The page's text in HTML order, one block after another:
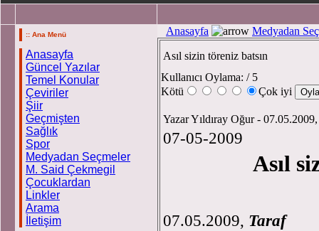
:: Ana Menü
Anasayfa
Güncel Yazılar
Temel Konular
Çeviriler
Şiir
Geçmişten
Sağlık
Spor
Medyadan Seçmeler
M. Said Çekmegil
Çocuklardan
Linkler
Arama
İletişim
Anasayfa Medyadan
Asıl sizin töreniz batsın
Kullanıcı Oylama: / 5
Kötü
Çok iyi
Yazar Yıldıray Oğur -
07-05-2009
Asıl
07.05.2009, Taraf